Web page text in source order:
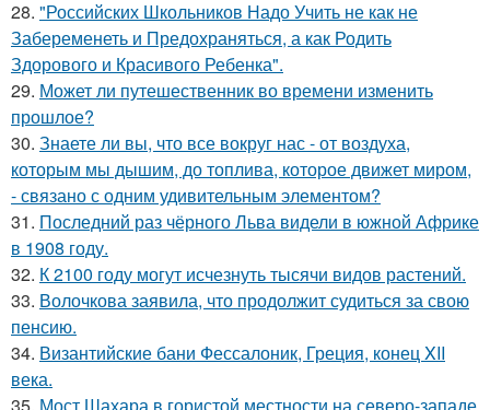
28. "Российских Школьников Надо Учить не как не
Забеременеть и Предохраняться, а как Родить
Здорового и Красивого Ребенка".
29. Может ли путешественник во времени изменить
прошлое?
30. Знаете ли вы, что все вокруг нас - от воздуха,
которым мы дышим, до топлива, которое движет миром,
- связано с одним удивительным элементом?
31. Последний раз чёрного Льва видели в южной Африке
в 1908 году.
32. К 2100 году могут исчезнуть тысячи видов растений.
33. Волочкова заявила, что продолжит судиться за свою
пенсию.
34. Византийские бани Фессалоник, Греция, конец XII
века.